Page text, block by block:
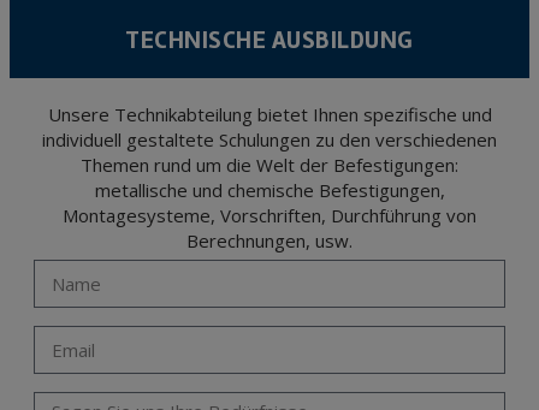
TECHNISCHE AUSBILDUNG
Unsere Technikabteilung bietet Ihnen spezifische und
individuell gestaltete Schulungen zu den verschiedenen
Themen rund um die Welt der Befestigungen:
metallische und chemische Befestigungen,
Montagesysteme, Vorschriften, Durchführung von
Berechnungen, usw.